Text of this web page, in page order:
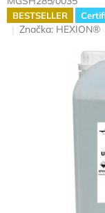
BESTSELLER
Značka: HEXION®